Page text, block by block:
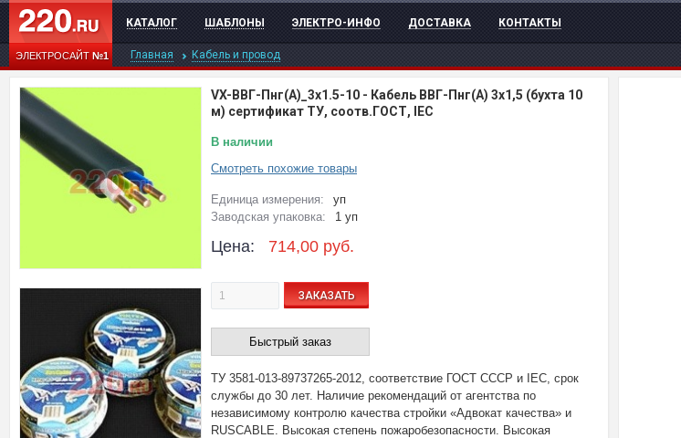
ЭЛЕКТРОСАЙТ№1
КАТАЛОГ ШАБЛОНЫ ЭЛЕКТРО-ИНФО ДОСТАВКА КОНТАКТЫ
Главная Кабель и провод
VX-ВВГ-Пнг(А)_3х1.5-10 - Кабель ВВГ-Пнг(А) 3х1,5 (бухта 10
м) сертификат ТУ, соотв.ГОСТ, IEC
В наличии
Смотреть похожие товары
Единица измерения:
уп
Заводская упаковка:
1 уп
Цена: 714,00 руб.
ЗАКАЗАТЬ
Быстрый заказ
ТУ 3581-013-89737265-2012, соответствие ГОСТ СССР и IEC, срок
службы до 30 лет. Наличие рекомендаций от агентства по
независимому контролю качества стройки «Адвокат качества» и
RUSCABLE. Высокая степень пожаробезопасности. Высокая